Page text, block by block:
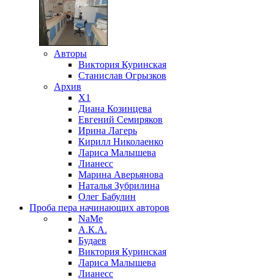
Авторы
Виктория Куринская
Станислав Огрызков
Архив
X1
Диана Козинцева
Евгений Семиряков
Ирина Лагерь
Кирилл Николаенко
Лариса Малышева
Лианесс
Марина Аверьянова
Наталья Зубрилина
Олег Бабулин
Проба пера начинающих авторов
NaMe
А.К.А.
Будаев
Виктория Куринская
Лариса Малышева
Лианесс